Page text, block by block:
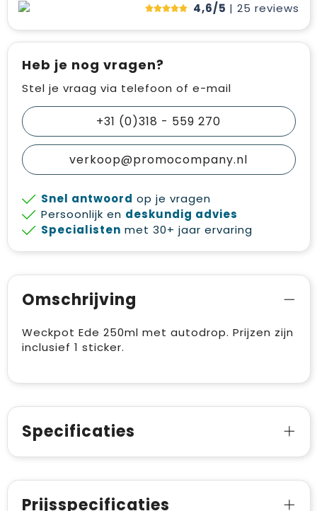
4,6/5 | 25 reviews
Heb je nog vragen?
Stel je vraag via telefoon of e-mail
+31 (0)318 - 559 270
verkoop@promocompany.nl
Snel antwoord op je vragen
Persoonlijk en deskundig advies
Specialisten met 30+ jaar ervaring
Omschrijving
Weckpot Ede 250ml met autodrop. Prijzen zijn
inclusief 1 sticker.
Specificaties
Prijsspecificaties